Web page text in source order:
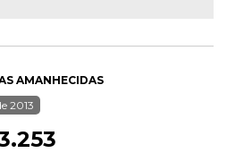
AMANHECIDAS
2013